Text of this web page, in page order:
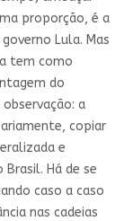
proporção, é a
Lula. Mas
tem como
do
a
copiar
e
Há de se
caso a caso
nas cadeias